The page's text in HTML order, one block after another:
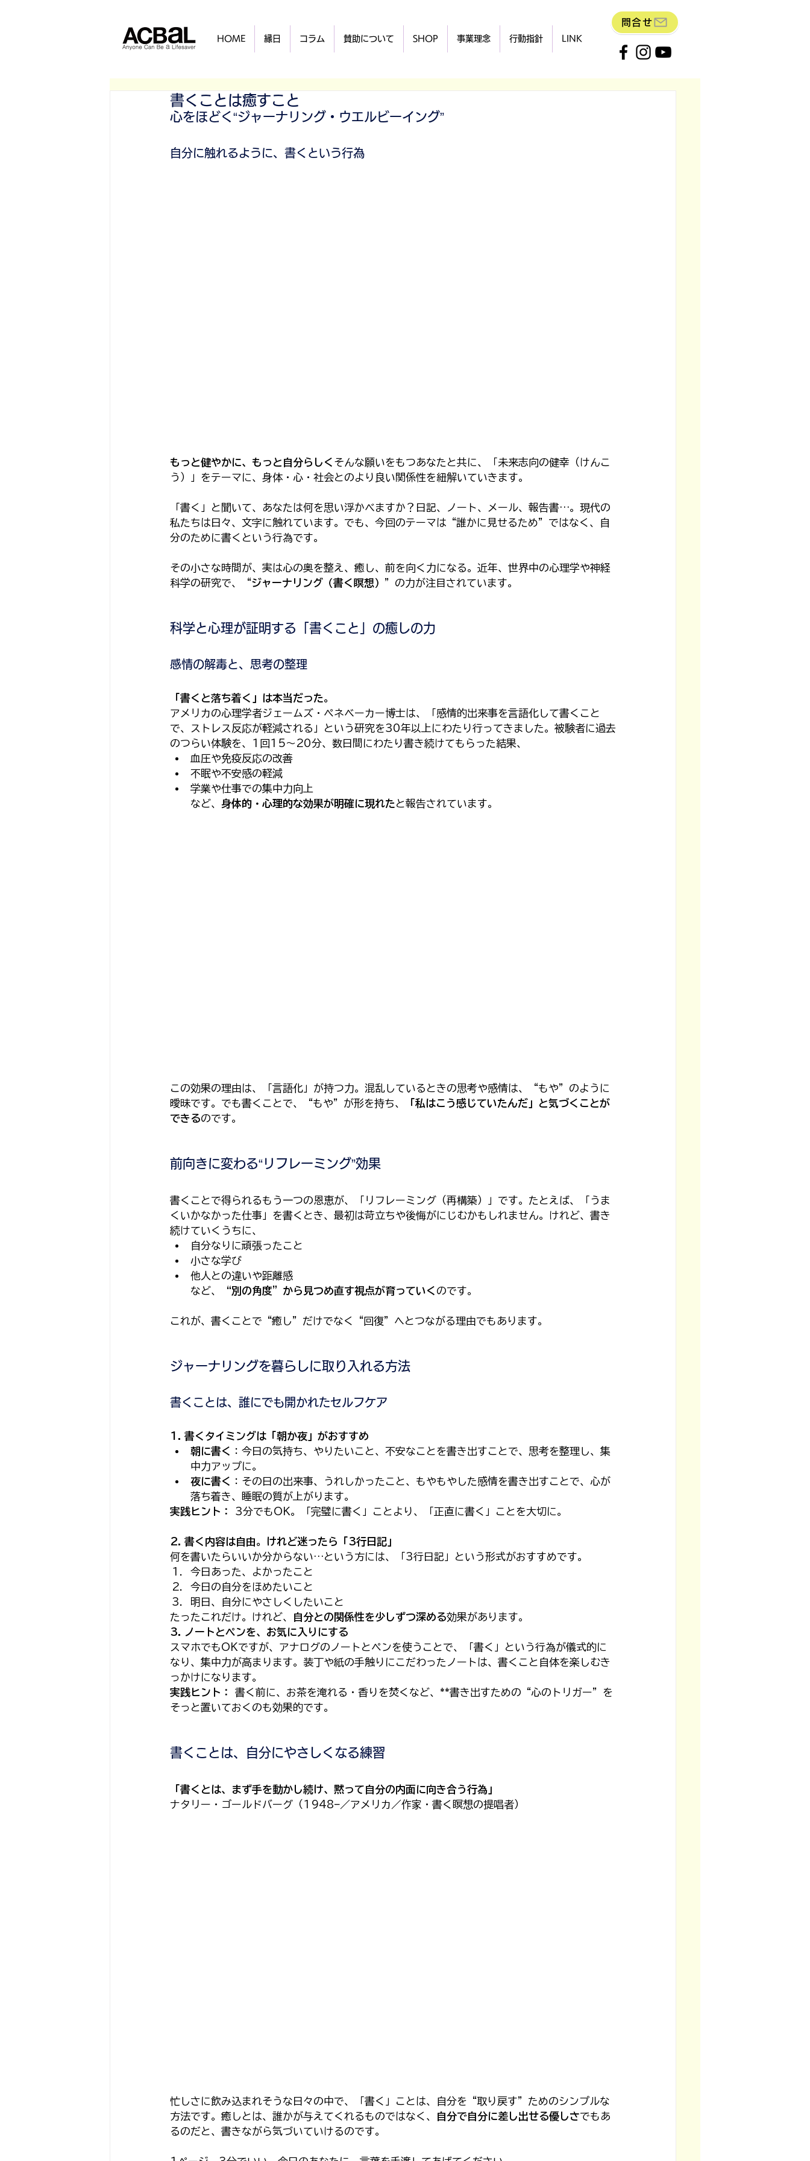
HOME 縁日 コラム 賛助について SHOP 事業理念 行動指針 LINK
問合せ
書くことは癒すこと
心をほどく“ジャーナリング・ウエルビーイング”
自分に触れるように、書くという行為
もっと健やかに、もっと自分らしく そんな願いをもつあなたと共に、「未来志向の健幸（けんこ
う）」をテーマに、身体・心・社会とのより良い関係性を紐解いていきます。
「書く」と聞いて、あなたは何を思い浮かべますか？日記、ノート、メール、報告書…。現代の
私たちは日々、文字に触れています。でも、今回のテーマは“誰かに見せるため”ではなく、自
分のために書くという行為です。
その小さな時間が、実は心の奥を整え、癒し、前を向く力になる。近年、世界中の心理学や神経
科学の研究で、“ジャーナリング（書く瞑想） ”の力が注目されています。
科学と心理が証明する「書くこと」の癒しの力
感情の解毒と、思考の整理
「書くと落ち着く」は本当だった。
アメリカの心理学者ジェームズ・ペネベーカー博士は、「感情的出来事を言語化して書くこと
で、ストレス反応が軽減される」という研究を30年以上にわたり行ってきました。被験者に過去
のつらい体験を、1回15〜20分、数日間にわたり書き続けてもらった結果、
血圧や免疫反応の改善
不眠や不安感の軽減
学業や仕事での集中力向上
など、 身体的・心理的な効果が明確に現れた と報告されています。
この効果の理由は、「言語化」が持つ力。混乱しているときの思考や感情は、“もや”のように
曖昧です。でも書くことで、“もや”が形を持ち、
「私はこう感じていたんだ」と気づくことが
できるのです。
前向きに変わる“リフレーミング”効果
書くことで得られるもう一つの恩恵が、「リフレーミング（再構築）」です。たとえば、「うま
くいかなかった仕事」を書くとき、最初は苛立ちや後悔がにじむかもしれません。けれど、書き
続けていくうちに、
自分なりに頑張ったこと
小さな学び
他人との違いや距離感
など、
“別の角度”から見つめ直す視点が育っていく のです。
これが、書くことで“癒し”だけでなく“回復”へとつながる理由でもあります。
ジャーナリングを暮らしに取り入れる方法
書くことは、誰にでも開かれたセルフケア
1. 書くタイミングは「朝か夜」がおすすめ
朝に書く ：今日の気持ち、やりたいこと、不安なことを書き出すことで、思考を整理し、集
中力アップに。
夜に書く ：その日の出来事、うれしかったこと、もやもやした感情を書き出すことで、心が
落ち着き、睡眠の質が上がります。
実践ヒント：
3分でもOK。「完璧に書く」ことより、「正直に書く」ことを大切に。
2. 書く内容は自由。けれど迷ったら「3行日記」
何を書いたらいいか分からない…という方には、「3行日記」という形式がおすすめです。
今日あった、よかったこと
今日の自分をほめたいこと
明日、自分にやさしくしたいこと
たったこれだけ。けれど、
自分との関係性を少しずつ深める効果があります。
3. ノートとペンを、お気に入りにする
スマホでもOKですが、アナログのノートとペンを使うことで、「書く」という行為が儀式的に
なり、集中力が高まります。装丁や紙の手触りにこだわったノートは、書くこと自体を楽しむき
っかけになります。
実践ヒント：
書く前に、お茶を淹れる・香りを焚くなど、**書き出すための“心のトリガー”を
そっと置いておくのも効果的です。
書くことは、自分にやさしくなる練習
「書くとは、まず手を動かし続け、黙って自分の内面に向き合う行為」
ナタリー・ゴールドバーグ（1948–／アメリカ／作家・書く瞑想の提唱者）
忙しさに飲み込まれそうな日々の中で、「書く」ことは、自分を“取り戻す”ためのシンプルな
方法です。癒しとは、誰かが与えてくれるものではなく、
自分で自分に差し出せる優しさでもあ
るのだと、書きながら気づいていけるのです。